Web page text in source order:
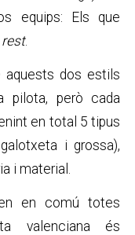
equips: Els que
rest.
aquests dos estils
pilota, però cada
en total 5 tipus
i grossa),
i material.
en comú totes
valenciana és